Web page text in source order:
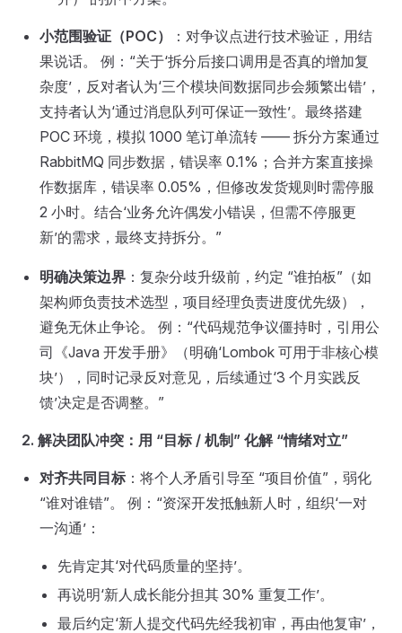
小范围验证（POC）
：对争议点进行技术验证，用结
果说话。 例：“关于‘拆分后接口调用是否真的增加复
杂度’，反对者认为‘三个模块间数据同步会频繁出错’，
支持者认为‘通过消息队列可保证一致性’。最终搭建
POC 环境，模拟 1000 笔订单流转 —— 拆分方案通过
RabbitMQ 同步数据，错误率 0.1%；合并方案直接操
作数据库，错误率 0.05%，但修改发货规则时需停服
2 小时。结合‘业务允许偶发小错误，但需不停服更
新’的需求，最终支持拆分。”
明确决策边界 ：复杂分歧升级前，约定 “谁拍板”（如
架构师负责技术选型，项目经理负责进度优先级），
避免无休止争论。 例：“代码规范争议僵持时，引用公
司《Java 开发手册》（明确‘Lombok 可用于非核心模
块’），同时记录反对意见，后续通过‘3 个月实践反
馈’决定是否调整。”
2. 解决团队冲突：用 “目标 / 机制” 化解 “情绪对立”
对齐共同目标 ：将个人矛盾引导至 “项目价值”，弱化
“谁对谁错”。 例：“资深开发抵触新人时，组织‘一对
一沟通’：
先肯定其‘对代码质量的坚持’。
再说明‘新人成长能分担其 30% 重复工作’。
最后约定‘新人提交代码先经我初审，再由他复审’，